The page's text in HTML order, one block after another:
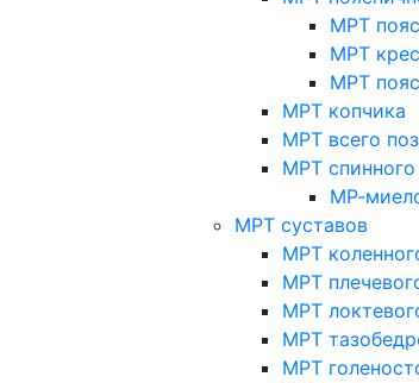
МРТ
МРТ
МРТ
МРТ копчика
МРТ всего
МРТ спинного
МР-
МРТ суставов
МРТ
МРТ
МРТ
МРТ
МРТ